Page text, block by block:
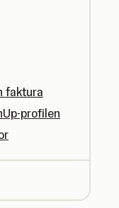
faktura
profilen